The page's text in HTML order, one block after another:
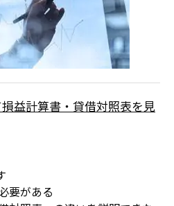
益計算書・貸借対照表を見
要がある